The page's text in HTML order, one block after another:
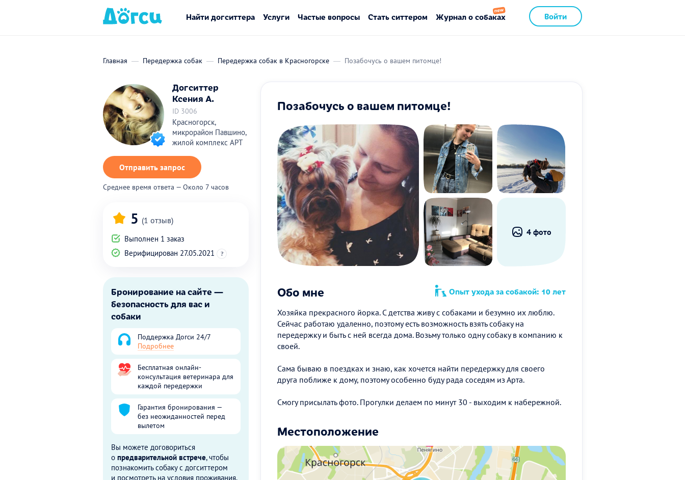
Войти
Найти догситтера Услуги Частые вопросы Стать ситтером Журнал о собаках
Главная Передержка собак Передержка собак в Красногорске Позабочусь о вашем питомце!
Догситтер
Ксения А.
ID 3006
Красногорск,
микрорайон Павшино,
жилой комплекс АРТ
Отправить запрос
Среднее время ответа — Около 7 часов
5 (1 отзыв)
Выполнен 1 заказ
Верифицирован 27.05.2021
?
Бронирование на сайте —
безопасность для вас и
собаки
Поддержка Догси 24/7
Подробнее
Бесплатная онлайн-
консультация ветеринара для
каждой передержки
Гарантия бронирования —
без неожиданностей перед
вылетом
Вы можете договориться
о предварительной встрече, чтобы
познакомить собаку с догситтером
и посмотреть на условия проживания.
Позабочусь о вашем питомце!
4 фото
Обо мне Опыт ухода за собакой: 10 лет
Хозяйка прекрасного йорка. С детства живу с собаками и безумно их люблю.
Сейчас работаю удаленно, поэтому есть возможность взять собаку на
передержку и быть с ней всегда дома. Возьму только одну собаку в компанию к
своей.
Сама бываю в поездках и знаю, как хочется найти передержку для своего
друга поближе к дому, поэтому особенно буду рада соседям из Арта.
Смогу присылать фото. Прогулки делаем по минут 30 - выходим к набережной.
Местоположение